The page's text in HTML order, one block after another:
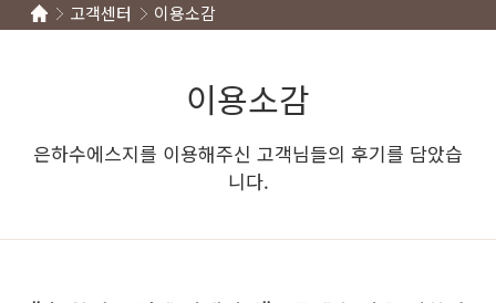
고객센터 이용소감
이용소감
은하수에스지를 이용해주신 고객님들의 후기를 담았습
니다.